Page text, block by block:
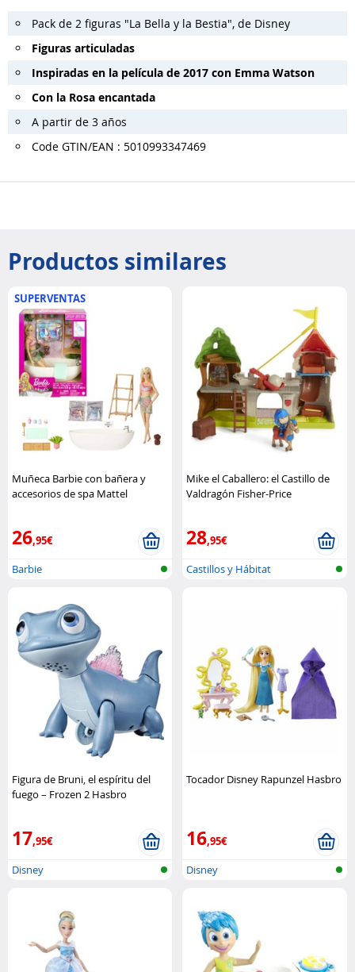
Pack de 2 figuras "La Bella y la Bestia", de Disney
Figuras articuladas
Inspiradas en la película de 2017 con Emma Watson
Con la Rosa encantada
A partir de 3 años
Code GTIN/EAN : 5010993347469
Productos similares
SUPERVENTAS
Muñeca Barbie con bañera y
accesorios de spa Mattel
26,95€
Barbie
Mike el Caballero: el Castillo de
Valdragón Fisher-Price
28,95€
Castillos y Hábitat
Figura de Bruni, el espíritu del
fuego – Frozen 2 Hasbro
17,95€
Disney
Tocador Disney Rapunzel Hasbro
16,95€
Disney